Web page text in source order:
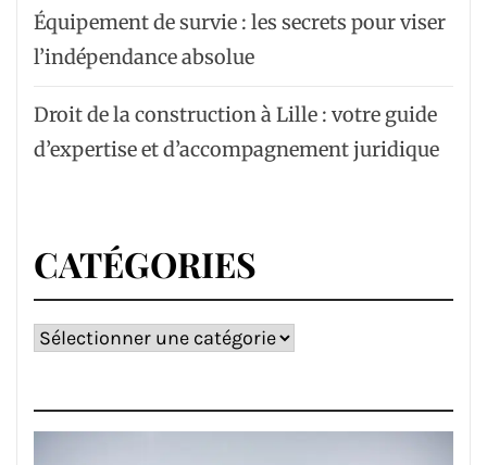
Équipement de survie : les secrets pour viser
l’indépendance absolue
Droit de la construction à Lille : votre guide
d’expertise et d’accompagnement juridique
CATÉGORIES
Catégories